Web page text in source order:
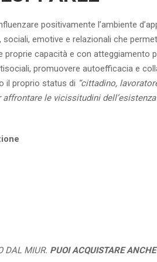
positivamente l’ambiente
emotive e relazionali che
capacità e con atteggiamento
promuovere autoefficacia e
il proprio status di “cittadino,
le vicissitudini
DAL MIUR. PUOI ACQUISTARE